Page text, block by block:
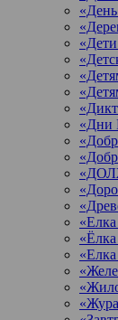
«Дни